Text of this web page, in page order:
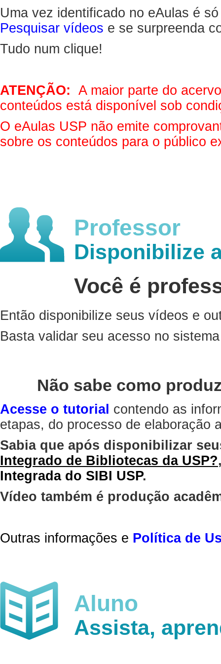
Uma vez identificado no eAulas é
Pesquisar vídeos e se surpreenda
Tudo num clique!
ATENÇÃO: A maior parte do
conteúdos está disponível sob
O eAulas USP não emite
sobre os conteúdos para o público
Professor
Disponibilize
Você é
Então disponibilize seus vídeos e
Basta validar seu acesso no
Não sabe como
Acesse o tutorial contendo as
etapas, do processo de elaboração
Sabia que após disponibilizar
Integrado de Bibliotecas da USP?
Integrada do SIBI USP.
Vídeo também é produção
Outras informações e Política de
Aluno
Assista,